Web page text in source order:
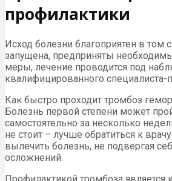
профилактики
Исход болезни благоприятен в том
запущена, предприняты
меры, лечение проводится под
квалифицированного специалиста-
Как быстро проходит тромбоз
Болезнь первой степени может
самостоятельно за несколько
не стоит – лучше обратиться к
вылечить болезнь, не подвергая
осложнений.
Профилактикой тромбоза является